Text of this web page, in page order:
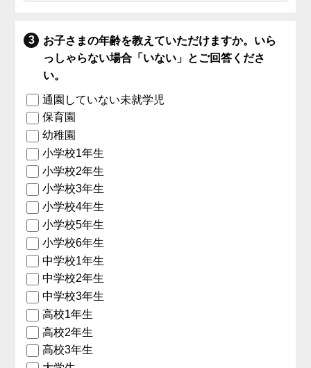
お子さまの年齢を教えていただけますか。いら
っしゃらない場合「いない」とご回答くださ
い。
通園していない未就学児
保育園
幼稚園
小学校1年生
小学校2年生
小学校3年生
小学校4年生
小学校5年生
小学校6年生
中学校1年生
中学校2年生
中学校3年生
高校1年生
高校2年生
高校3年生